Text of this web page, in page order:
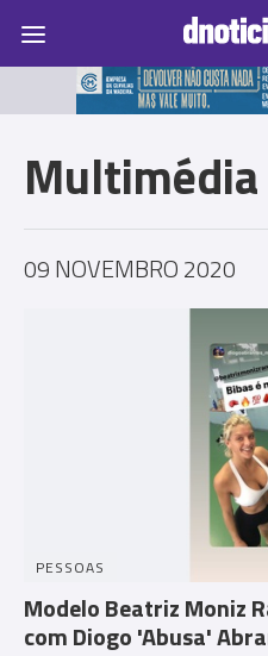
Prazeres
Multimédia
09 NOVEMBRO 2020
PESSOAS
Modelo Beatriz Moniz
com Diogo 'Abusa'